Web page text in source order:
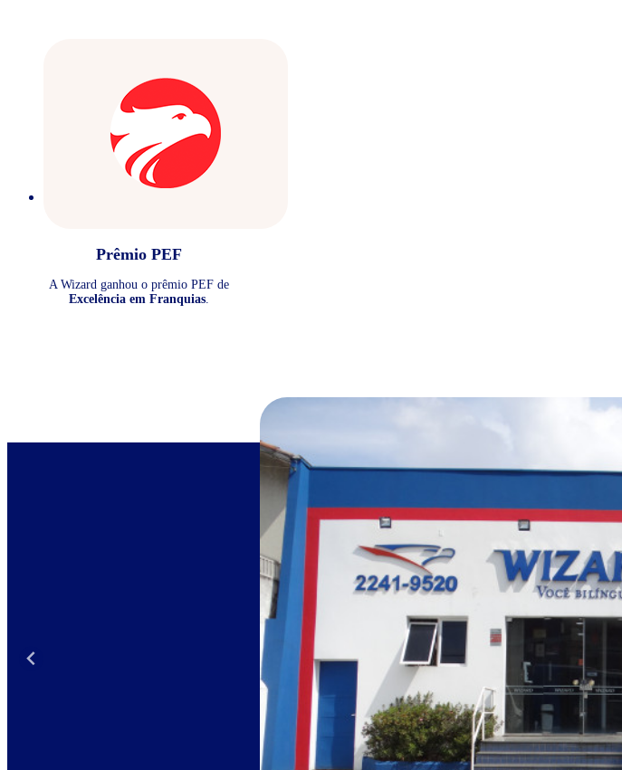
Prêmio PEF
A Wizard ganhou o prêmio PEF de
Excelência em Franquias.